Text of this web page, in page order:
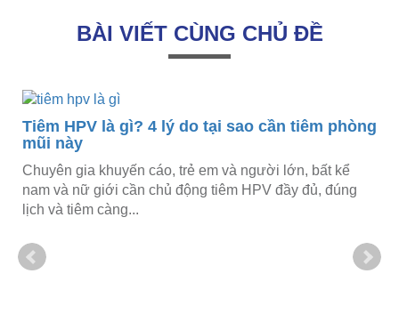
BÀI VIẾT CÙNG CHỦ ĐỀ
Tiêm HPV là gì? 4 lý do tại sao cần tiêm phòng
mũi này
Chuyên gia khuyến cáo, trẻ em và người lớn, bất kể
nam và nữ giới cần chủ động tiêm HPV đầy đủ, đúng
lịch và tiêm càng...